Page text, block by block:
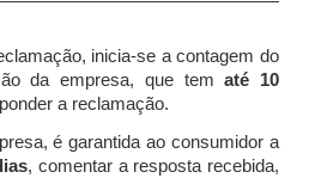
inicia-se a contagem do
da empresa, que tematé 10
a reclamação.
é garantida ao consumidor a
, comentar a resposta recebida,